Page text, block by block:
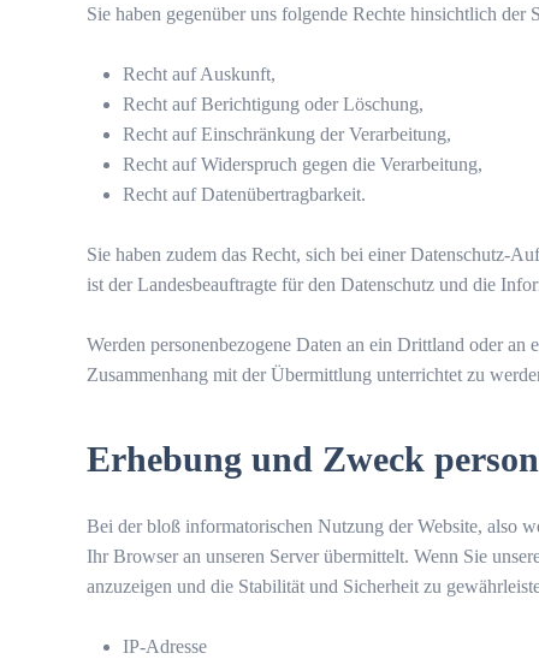
Sie haben gegenüber uns folgende Rechte hinsichtlich der
Recht auf Auskunft,
Recht auf Berichtigung oder Löschung,
Recht auf Einschränkung der Verarbeitung,
Recht auf Widerspruch gegen die Verarbeitung,
Recht auf Datenübertragbarkeit.
Sie haben zudem das Recht, sich bei einer Datenschutz-
ist der Landesbeauftragte für den Datenschutz und die
Werden personenbezogene Daten an ein Drittland oder
Zusammenhang mit der Übermittlung unterrichtet zu
Erhebung und Zweck
Bei der bloß informatorischen Nutzung der Website, also
Ihr Browser an unseren Server übermittelt. Wenn Sie
anzuzeigen und die Stabilität und Sicherheit zu
IP-Adresse